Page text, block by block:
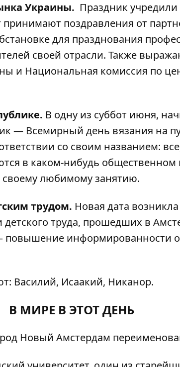
Украины. Праздник учредили
поздравления от
для празднования
своей отрасли. Также
и Национальная комиссия по
В одну из суббот июня,
— Всемирный день вязания на
со своим названием:
в каком-нибудь общественном
любимому занятию.
трудом. Новая дата
труда, прошедших в
повышение информированности
Василий, Исаакий, Никанор.
В МИРЕ В ЭТОТ ДЕНЬ
Новый Амстердам